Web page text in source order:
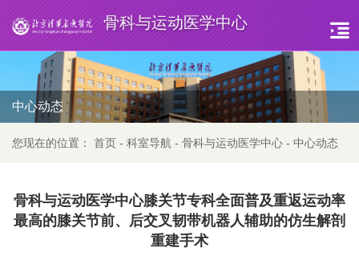
骨科与运动医学中心
中心动态
您现在的位置： 首页 - 科室导航 - 骨科与运动医学中心 - 中心动态
骨科与运动医学中心膝关节专科全面普及重返运动率
最高的膝关节前、后交叉韧带机器人辅助的仿生解剖
重建手术